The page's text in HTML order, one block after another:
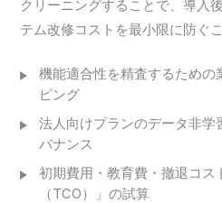
クリーニングすることで、導入
テム改修コストを最小限に防ぐ
機能適合性を精査するための
ピング
法人向けプランのデータ非
バナンス
初期費用・教育費・撤退コス
（TCO）」の試算